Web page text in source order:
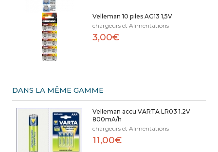
Velleman 10 piles AG13 1,5V
chargeurs et Alimentations
3,00€
DANS LA MÊME GAMME
Velleman accu VARTA LR03 1.2V
800mA/h
chargeurs et Alimentations
11,00€